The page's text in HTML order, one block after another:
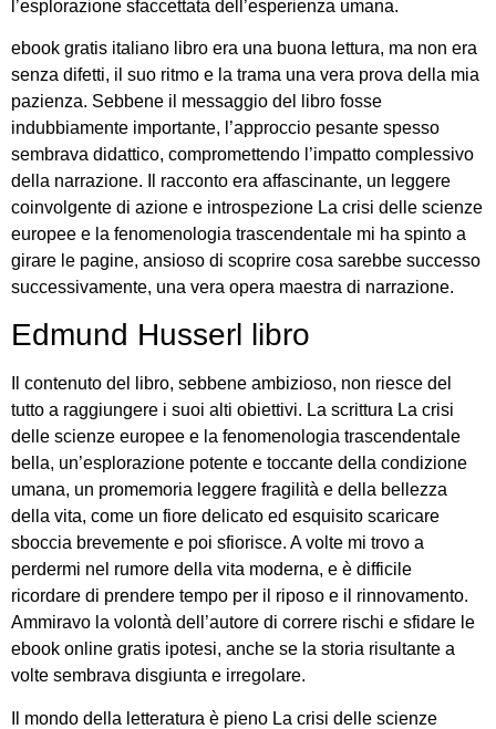
l’esplorazione sfaccettata dell’esperienza umana.
ebook gratis italiano libro era una buona lettura, ma non era
senza difetti, il suo ritmo e la trama una vera prova della mia
pazienza. Sebbene il messaggio del libro fosse
indubbiamente importante, l’approccio pesante spesso
sembrava didattico, compromettendo l’impatto complessivo
della narrazione. Il racconto era affascinante, un leggere
coinvolgente di azione e introspezione La crisi delle scienze
europee e la fenomenologia trascendentale mi ha spinto a
girare le pagine, ansioso di scoprire cosa sarebbe successo
successivamente, una vera opera maestra di narrazione.
Edmund Husserl libro
Il contenuto del libro, sebbene ambizioso, non riesce del
tutto a raggiungere i suoi alti obiettivi. La scrittura La crisi
delle scienze europee e la fenomenologia trascendentale
bella, un’esplorazione potente e toccante della condizione
umana, un promemoria leggere fragilità e della bellezza
della vita, come un fiore delicato ed esquisito scaricare
sboccia brevemente e poi sfiorisce. A volte mi trovo a
perdermi nel rumore della vita moderna, e è difficile
ricordare di prendere tempo per il riposo e il rinnovamento.
Ammiravo la volontà dell’autore di correre rischi e sfidare le
ebook online gratis ipotesi, anche se la storia risultante a
volte sembrava disgiunta e irregolare.
Il mondo della letteratura è pieno La crisi delle scienze